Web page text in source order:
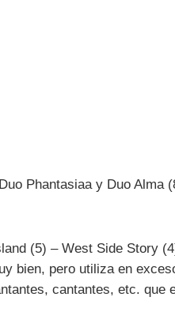
Phantasiaa y Duo Alma
(5) – West Side Story
bien, pero utiliza en
cantantes, etc. que